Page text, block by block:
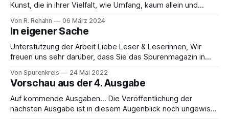
Kunst, die in ihrer Vielfalt, wie Umfang, kaum allein und
sind Vermittler notwendig, die auf die unterschiedlichen
Künstler und ihre Werke aufmerksam machen und diese
vorstellen. Und dabei spielt es
Von R. Rehahn 06 März 2024
In eigener Sache
Unterstützung der Arbeit Liebe Leser & Leserinnen, Wir
freuen uns sehr darüber, dass Sie das Spurenmagazin in
machen. Unsere Arbeit am Magazin ist u. a. der Versuch
etwas einzusammeln das nicht verloren gehen soll... Noch
sind wir ganz am Anfang
Von Spurenkreis 24 Mai 2022
Vorschau aus der 4. Ausgabe
Auf kommende Ausgaben... Die Veröffentlichung der
nächsten Ausgabe ist in diesem Augenblick noch ungewiss.